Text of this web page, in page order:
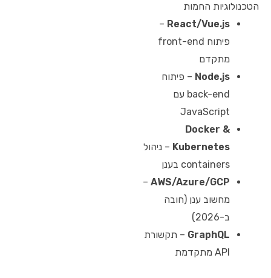
הטכנולוגיות החמות
React/Vue.js
–
פיתוח front-end
מתקדם
Node.js – פיתוח
back-end עם
JavaScript
Docker &
Kubernetes – ניהול
containers בענן
AWS/Azure/GCP
–
מחשוב ענן (חובה
ב-2026)
GraphQL – תקשורת
API מתקדמת